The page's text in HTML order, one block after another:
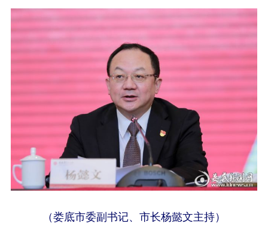
（娄底市委副书记、市长杨懿文主持）